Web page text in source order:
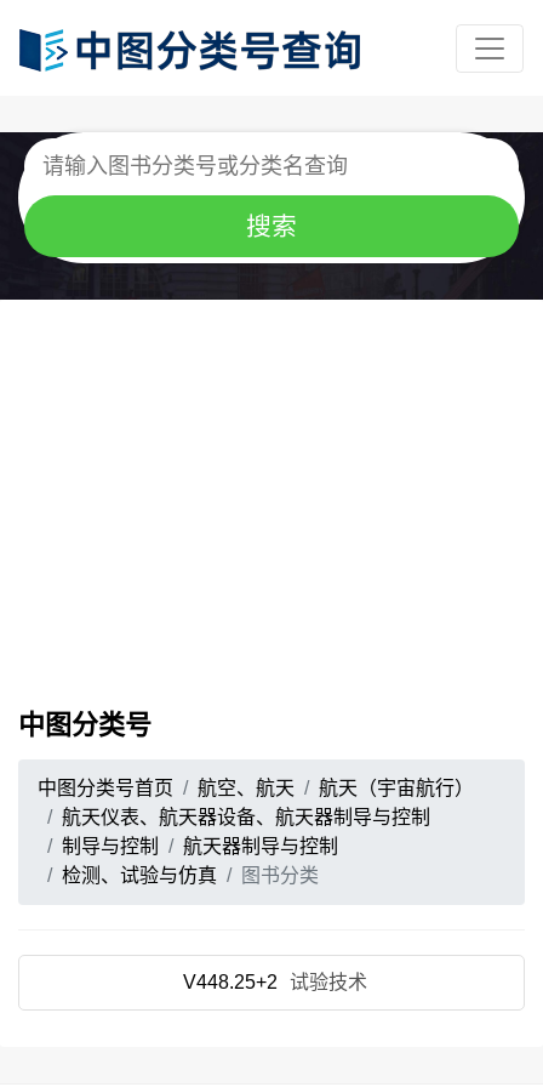
中图分类号
中图分类号首页 航空、航天
航天（宇宙航行）
航天仪表、航天器设备、航天器制导与控制
制导与控制
航天器制导与控制
检测、试验与仿真
图书分类
V448.25+2 试验技术